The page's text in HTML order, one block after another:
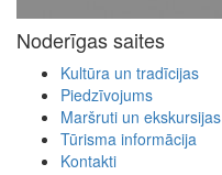
Noderīgas saites
Kultūra un tradīcijas
Piedzīvojums
Maršruti un ekskursijas
Tūrisma informācija
Kontakti